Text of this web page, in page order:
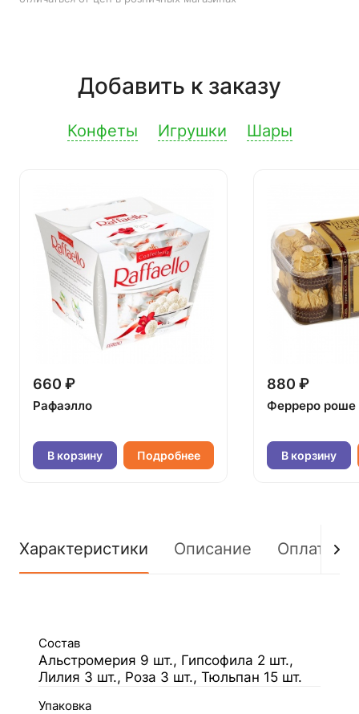
Добавить к заказу
Конфеты Игрушки Шары
660 ₽
Рафаэлло
В корзину Подробнее
880 ₽
Ферреро роше
В корзину
Характеристики Описание Оплата
Состав
Альстромерия 9 шт., Гипсофила 2 шт.,
Лилия 3 шт., Роза 3 шт., Тюльпан 15 шт.
Упаковка